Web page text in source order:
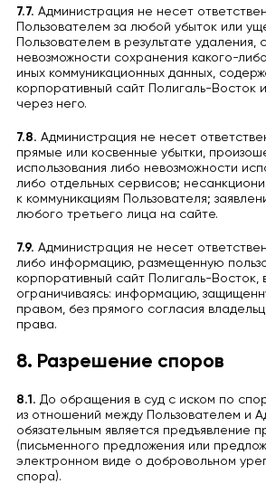
7.7. Администрация не несет
Пользователем за любой убыток или
Пользователем в результате удаления,
невозможности сохранения какого-
иных коммуникационных данных,
корпоративный сайт Полигаль-Восток
через него.
7.8. Администрация не несет
прямые или косвенные убытки,
использования либо невозможности
либо отдельных сервисов;
к коммуникациям Пользователя;
любого третьего лица на сайте.
7.9. Администрация не несет
либо информацию, размещенную
корпоративный сайт Полигаль-Восток,
ограничиваясь: информацию,
правом, без прямого согласия
права.
8. Разрешение споров
8.1. До обращения в суд с иском по
из отношений между Пользователем и
обязательным является предъявление
(письменного предложения или
электронном виде о добровольном
спора).